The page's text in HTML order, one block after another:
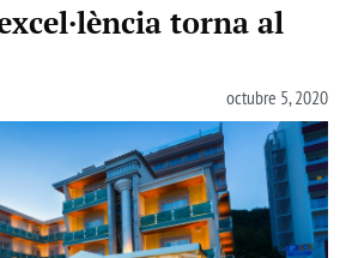
torna al
octubre 5, 2020